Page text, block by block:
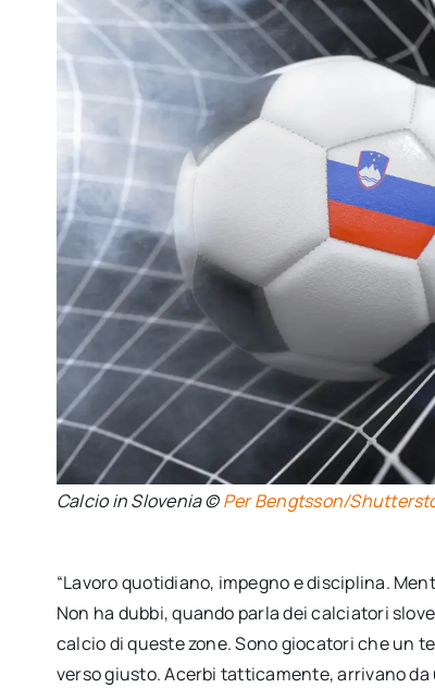
Calcio in Slovenia ©Per Bengtsson/
“Lavoro quotidiano, impegno e disciplina.
Non ha dubbi, quando parla dei calciatori
calcio di queste zone. Sono giocatori che un
verso giusto. Acerbi tatticamente, arrivano